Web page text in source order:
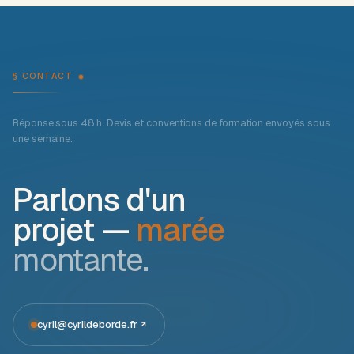
§ CONTACT
Réponse sous 48 h. Devis et conventions de formation envoyés sous
une semaine.
Parlons d'un
projet — marée
montante.
cyril@cyrildeborde.fr